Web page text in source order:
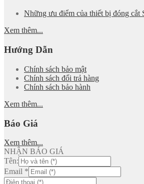
Những ưu điểm của thiết bị đóng cắt
Xem thêm...
Hướng Dẫn
Chính sách bảo mật
Chính sách đổi trả hàng
Chính sách bảo hành
Xem thêm...
Báo Giá
Xem thêm...
NHẬN BÁO GIÁ
Tên:
Email *